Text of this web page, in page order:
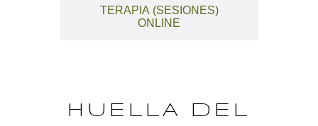
TERAPIA (SESIONES)
ONLINE
HUELLA DEL